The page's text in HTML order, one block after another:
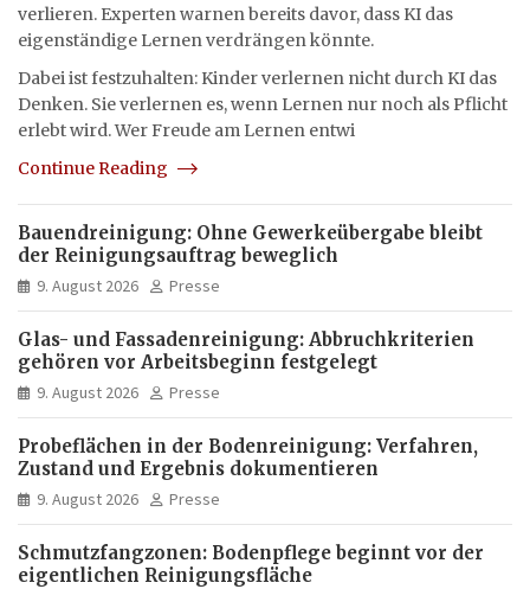
verlieren. Experten warnen bereits davor, dass KI das
eigenständige Lernen verdrängen könnte.
Dabei ist festzuhalten: Kinder verlernen nicht durch KI das
Denken. Sie verlernen es, wenn Lernen nur noch als Pflicht
erlebt wird. Wer Freude am Lernen entwi
Continue Reading
Bauendreinigung: Ohne Gewerkeübergabe bleibt
der Reinigungsauftrag beweglich
9. August 2026 Presse
Glas- und Fassadenreinigung: Abbruchkriterien
gehören vor Arbeitsbeginn festgelegt
9. August 2026 Presse
Probeflächen in der Bodenreinigung: Verfahren,
Zustand und Ergebnis dokumentieren
9. August 2026 Presse
Schmutzfangzonen: Bodenpflege beginnt vor der
eigentlichen Reinigungsfläche